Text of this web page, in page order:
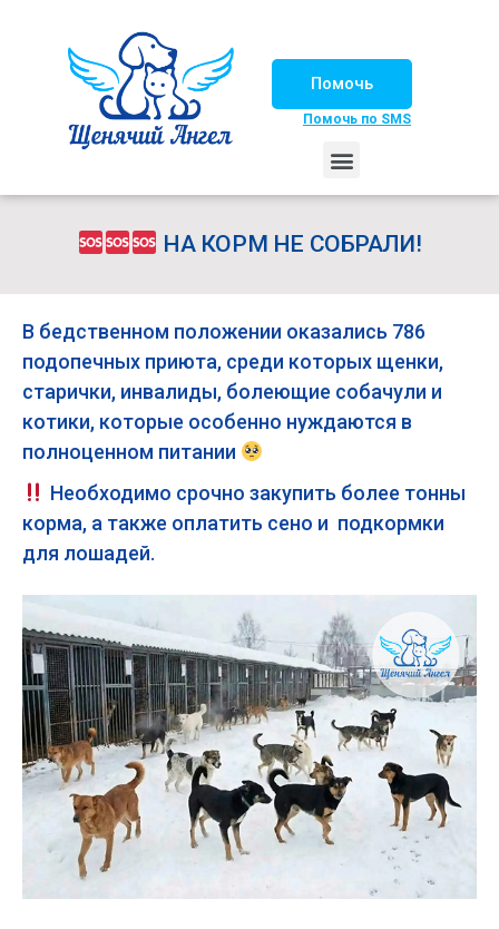
Помочь
Помочь по SMS
НА КОРМ НЕ СОБРАЛИ!
В бедственном положении оказались 786
подопечных приюта, среди которых щенки,
старички, инвалиды, болеющие собачули и
котики, которые особенно нуждаются в
полноценном питании
Необходимо срочно закупить более тонны
корма, а также оплатить сено и подкормки
для лошадей.